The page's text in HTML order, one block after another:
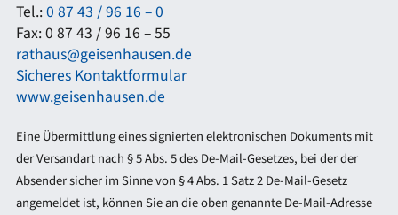
Tel.:0 87 43 / 96 16 – 0
Fax: 0 87 43 / 96 16 – 55
rathaus@geisenhausen.de
Sicheres Kontaktformular
www.geisenhausen.de
Eine Übermittlung eines signierten elektronischen Dokuments mit
der Versandart nach § 5 Abs. 5 des De-Mail-Gesetzes, bei der der
Absender sicher im Sinne von § 4 Abs. 1 Satz 2 De-Mail-Gesetz
angemeldet ist, können Sie an die oben genannte De-Mail-Adresse